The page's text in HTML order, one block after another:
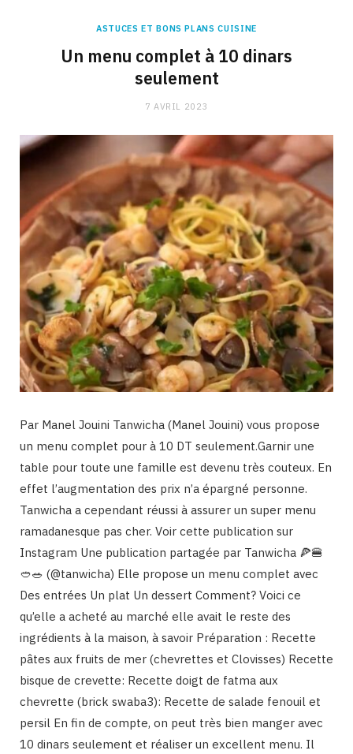
ASTUCES ET BONS PLANS CUISINE
Un menu complet à 10 dinars
seulement
7 AVRIL 2023
Par Manel Jouini Tanwicha (Manel Jouini) vous propose
un menu complet pour à 10 DT seulement.Garnir une
table pour toute une famille est devenu très couteux. En
effet l’augmentation des prix n’a épargné personne.
Tanwicha a cependant réussi à assurer un super menu
ramadanesque pas cher. Voir cette publication sur
Instagram Une publication partagée par Tanwicha 🍕🍔
🥙🥗 (@tanwicha) Elle propose un menu complet avec
Des entrées Un plat Un dessert Comment? Voici ce
qu’elle a acheté au marché elle avait le reste des
ingrédients à la maison, à savoir Préparation : Recette
pâtes aux fruits de mer (chevrettes et Clovisses) Recette
bisque de crevette: Recette doigt de fatma aux
chevrette (brick swaba3): Recette de salade fenouil et
persil En fin de compte, on peut très bien manger avec
10 dinars seulement et réaliser un excellent menu. Il